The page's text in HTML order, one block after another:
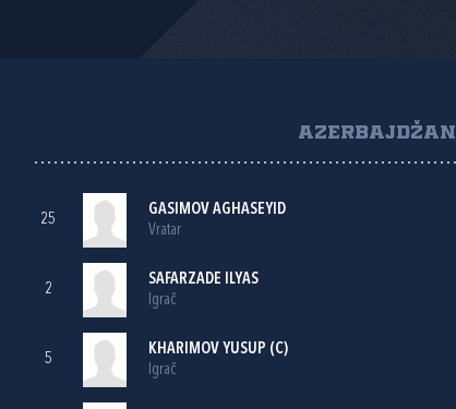
AZERBAJDŽAN
25
GASIMOV AGHASEYID
Vratar
2
SAFARZADE ILYAS
Igrač
5
KHARIMOV YUSUP (C)
Igrač